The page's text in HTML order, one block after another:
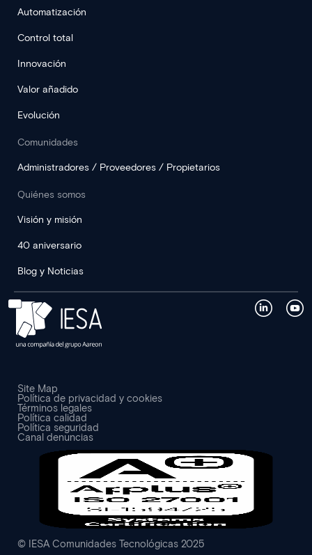
Automatización
Control total
Innovación
Valor añadido
Evolución
Comunidades
Administradores / Proveedores / Propietarios
Quiénes somos
Visión y misión
40 aniversario
Blog y Noticias
© IESA Comunidades Tecnológicas 2025
Site Map
Política de privacidad y cookies
Términos legales
Política calidad
Política seguridad
Canal denuncias